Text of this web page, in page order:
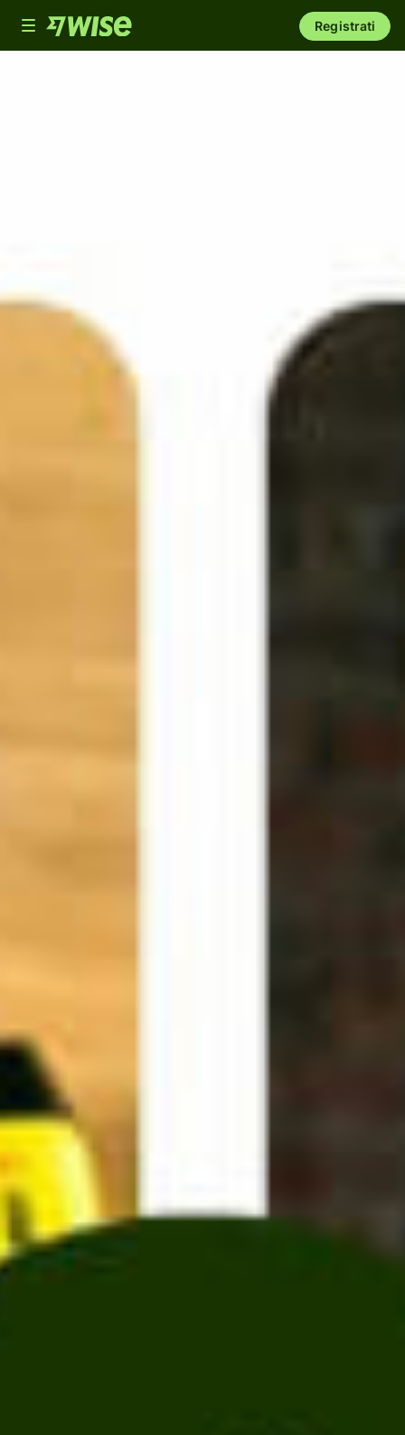
Toggle
navigation
Registrati